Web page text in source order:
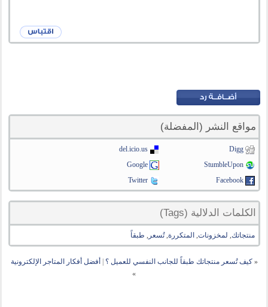
مواقع النشر (المفضلة)
Digg
del.icio.us
StumbleUpon
Google
Facebook
Twitter
الكلمات الدلالية (Tags)
منتجاتك, لمخزونات, المتكررة,تُسعر , طبقاً
« كيف تُسعر منتجاتك طبقاً للجانب النفسي للعميل ؟
أفضل أفكار المتاجر الإلكترونية
»